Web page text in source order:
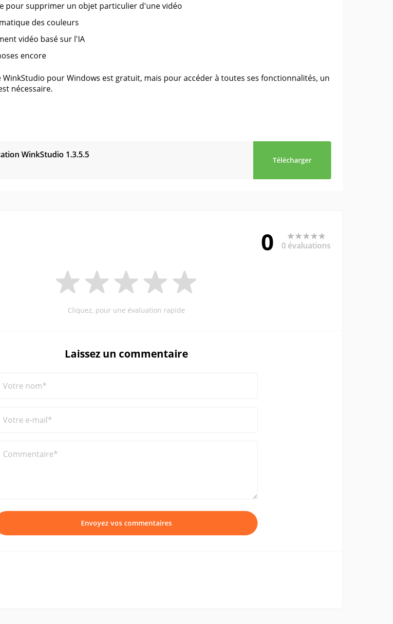
pour supprimer un objet particulier d'une vidéo
des couleurs
vidéo basé sur l'IA
encore
WinkStudio pour Windows est gratuit, mais pour accéder à toutes ses fonctionnalités, un
nécessaire.
WinkStudio 1.3.5.5
Télécharger
0 0 évaluations
Cliquez, pour une évaluation rapide
Laissez un commentaire
Votre nom*
Votre e-mail*
Commentaire*
Envoyez vos commentaires